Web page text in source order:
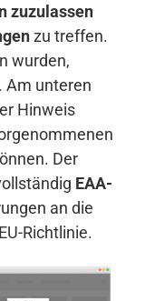
zuzulassen
zu treffen.
wurden,
Am unteren
Hinweis
Der
EAA-
an die
Richtlinie.